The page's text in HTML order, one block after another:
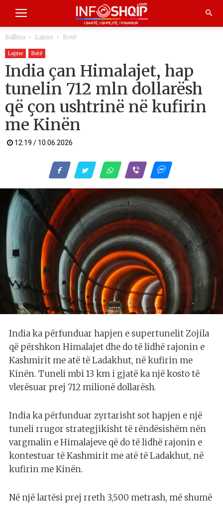
Ballina Lajme Botë
Lajme Botë
India çan Himalajet, hap
tunelin 712 mln dollarësh
që çon ushtrinë në kufirin
me Kinën
12:19 / 10.06.2026
India ka përfunduar hapjen e supertunelit Zojila
që përshkon Himalajet dhe do të lidhë rajonin e
Kashmirit me atë të Ladakhut, në kufirin me
Kinën. Tuneli mbi 13 km i gjatë ka një kosto të
vlerësuar prej 712 milionë dollarësh.
India ka përfunduar zyrtarisht sot hapjen e një
tuneli rrugor strategjikisht të rëndësishëm nën
vargmalin e Himalajeve që do të lidhë rajonin e
kontestuar të Kashmirit me atë të Ladakhut, në
kufirin me Kinën.
Në një lartësi prej rreth 3,500 metrash, më shumë